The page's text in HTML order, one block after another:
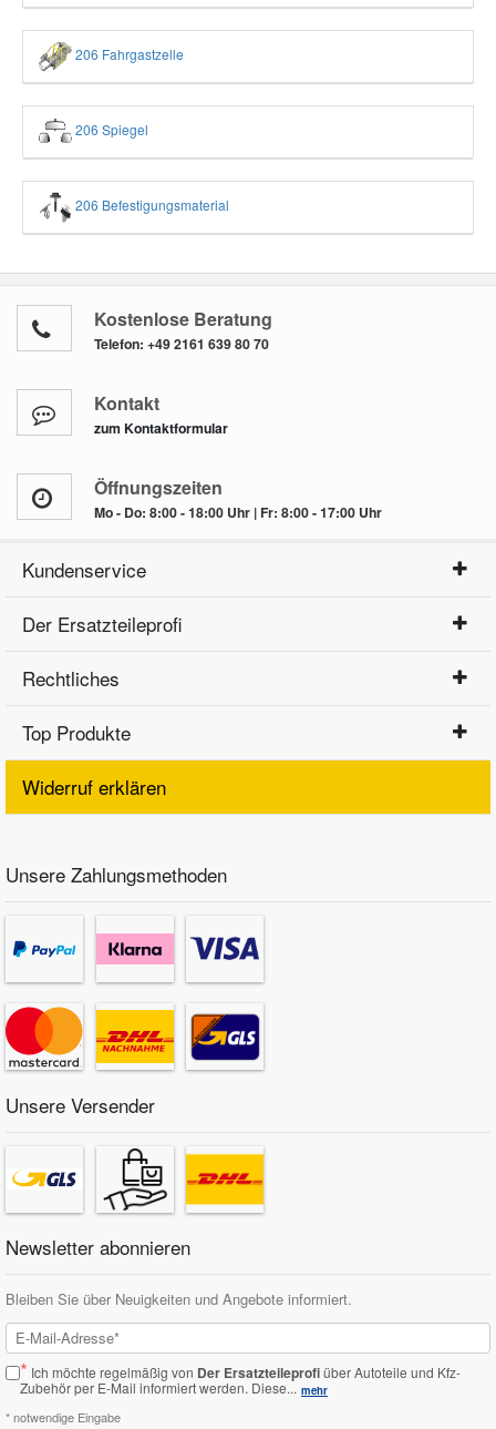
206 Fahrgastzelle
206 Spiegel
206 Befestigungsmaterial
Kostenlose Beratung
Telefon: +49 2161 639 80 70
Kontakt
zum Kontaktformular
Öffnungszeiten
Mo - Do: 8:00 - 18:00 Uhr | Fr: 8:00 - 17:00 Uhr
Kundenservice
Der Ersatzteileprofi
Rechtliches
Top Produkte
Widerruf erklären
Unsere Zahlungsmethoden
Unsere Versender
Newsletter abonnieren
Bleiben Sie über Neuigkeiten und Angebote informiert.
* Ich möchte regelmäßig von Der Ersatzteileprofiüber Autoteile und Kfz-
Zubehör per E-Mail informiert werden. Diese... mehr
* notwendige Eingabe